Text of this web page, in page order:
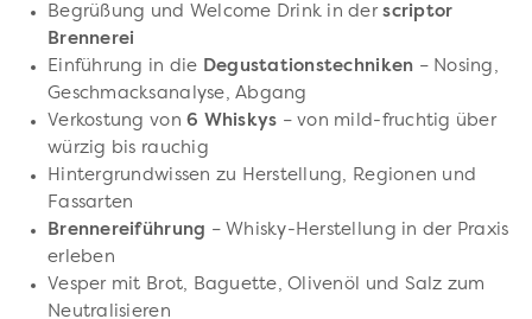
Begrüßung und Welcome Drink in derscriptor
Brennerei
Einführung in die Degustationstechniken – Nosing,
Geschmacksanalyse, Abgang
Verkostung von6 Whiskys – von mild-fruchtig über
würzig bis rauchig
Hintergrundwissen zu Herstellung, Regionen und
Fassarten
Brennereiführung – Whisky-Herstellung in der Praxis
erleben
Vesper mit Brot, Baguette, Olivenöl und Salz zum
Neutralisieren